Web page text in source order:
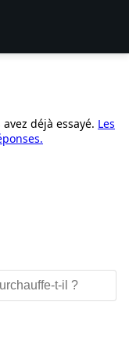
déjà essayé. Les